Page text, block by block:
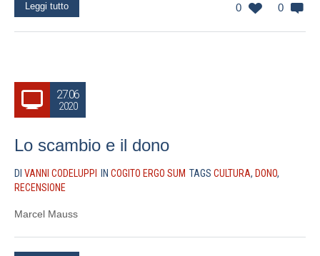
0 0
Leggi tutto
27.06
2020
Lo scambio e il dono
DI VANNI CODELUPPI IN COGITO ERGO SUM TAGS CULTURA, DONO,
RECENSIONE
Marcel Mauss